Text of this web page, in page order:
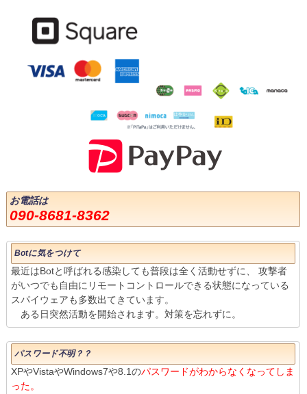
お電話は
090-8681-8362
Botに気をつけて
最近はBotと呼ばれる感染しても普段は全く活動せずに、 攻撃者
がいつでも自由にリモートコントロールできる状態になっている
スパイウェアも多数出てきています。
ある日突然活動を開始されます。対策を忘れずに。
パスワード不明？？
XPやVistaやWindows7や8.1のパスワードがわからなくなってしま
った。